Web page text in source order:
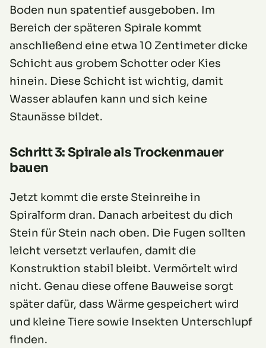
Boden nun spatentief ausgeboben. Im
Bereich der späteren Spirale kommt
anschließend eine etwa 10 Zentimeter dicke
Schicht aus grobem Schotter oder Kies
hinein. Diese Schicht ist wichtig, damit
Wasser ablaufen kann und sich keine
Staunässe bildet.
Schritt 3: Spirale als Trockenmauer
bauen
Jetzt kommt die erste Steinreihe in
Spiralform dran. Danach arbeitest du dich
Stein für Stein nach oben. Die Fugen sollten
leicht versetzt verlaufen, damit die
Konstruktion stabil bleibt. Vermörtelt wird
nicht. Genau diese offene Bauweise sorgt
später dafür, dass Wärme gespeichert wird
und kleine Tiere sowie Insekten Unterschlupf
finden.